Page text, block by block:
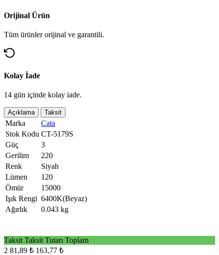
Orijinal Ürün
Tüm ürünler orijinal ve garantili.
Kolay İade
14 gün içinde kolay iade.
Açıklama Taksit
Marka
Cata
Stok Kodu CT-5179S
Güç
3
Gerilim
220
Renk
Siyah
Lümen
120
Ömür
15000
Işık Rengi 6400K(Beyaz)
Ağırlık
0.043 kg
Taksit Taksit Tutarı Toplam
2 81,89 ₺ 163,77 ₺